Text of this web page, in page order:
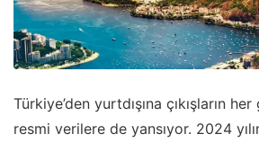
Türkiye’den yurtdışına çıkışların
resmi verilere de yansıyor. 2024